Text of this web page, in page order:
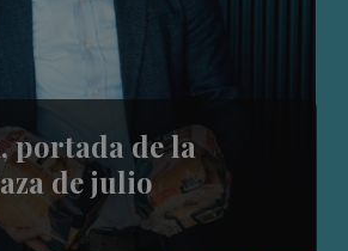
portada de la
de julio